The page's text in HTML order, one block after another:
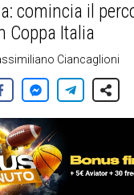
comincia il
Coppa Italia
Ciancaglioni